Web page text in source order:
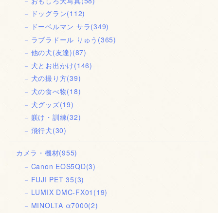
ドッグラン(112)
ドーベルマン サラ(349)
ラブラドール りゅう (365)
他の犬(友達)(87)
犬とお出かけ(146)
犬の撮り方(39)
犬の食べ物(18)
犬グッズ(19)
躾け・訓練(32)
飛行犬(30)
カメラ・機材(955)
Canon EOS5QD(3)
FUJI PET 35(3)
LUMIX DMC-FX01 (19)
MINOLTA α7000(2)